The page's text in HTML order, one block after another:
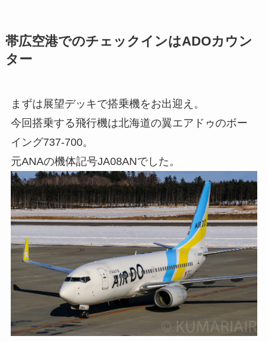
帯広空港でのチェックインはADOカウン
ター
まずは展望デッキで搭乗機をお出迎え。
今回搭乗する飛行機は北海道の翼エアドゥのボー
イング737-700。
元ANAの機体記号JA08ANでした。